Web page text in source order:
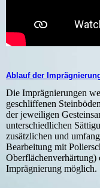
Ablauf der
Die Imprägnierungen
geschliffenen
der jeweiligen
unterschiedlichen
zusätzlichen und
Bearbeitung mit
Oberflächenverhärtung)
Imprägnierung möglich.